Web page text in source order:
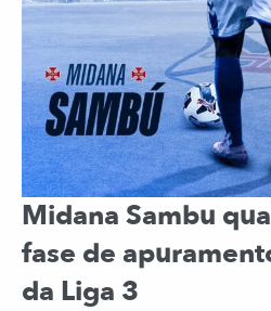
Midana Sambu
fase de
da Liga 3